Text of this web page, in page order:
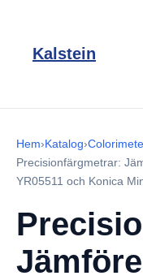
Kalstein
Hem›Katalog›
Precisionfärgmetrar:
YR05511 och Konica